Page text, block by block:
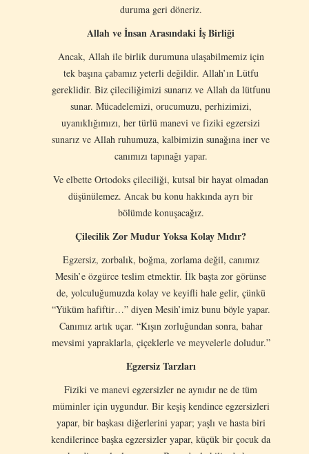
duruma geri döneriz.
Allah ve İnsan Arasındaki İş Birliği
Ancak, Allah ile birlik durumuna ulaşabilmemiz için
tek başına çabamız yeterli değildir. Allah’ın Lütfu
gereklidir. Biz çileciliğimizi sunarız ve Allah da lütfunu
sunar. Mücadelemizi, orucumuzu, perhizimizi,
uyanıklığımızı, her türlü manevi ve fiziki egzersizi
sunarız ve Allah ruhumuza, kalbimizin sunağına iner ve
canımızı tapınağı yapar.
Ve elbette Ortodoks çileciliği, kutsal bir hayat olmadan
düşünülemez. Ancak bu konu hakkında ayrı bir
bölümde konuşacağız.
Çilecilik Zor Mudur Yoksa Kolay Mıdır?
Egzersiz, zorbalık, boğma, zorlama değil, canımız
Mesih’e özgürce teslim etmektir. İlk başta zor görünse
de, yolculuğumuzda kolay ve keyifli hale gelir, çünkü
“Yüküm hafiftir…” diyen Mesih’imiz bunu böyle yapar.
Canımız artık uçar. “Kışın zorluğundan sonra, bahar
mevsimi yapraklarla, çiçeklerle ve meyvelerle doludur.”
Egzersiz Tarzları
Fiziki ve manevi egzersizler ne aynıdır ne de tüm
müminler için uygundur. Bir keşiş kendince egzersizleri
yapar, bir başkası diğerlerini yapar; yaşlı ve hasta biri
kendilerince başka egzersizler yapar, küçük bir çocuk da